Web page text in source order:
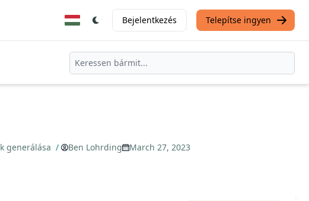
Bejelentkezés Telepítse ingyen
generálása / Ben Lohrding
March 27, 2023